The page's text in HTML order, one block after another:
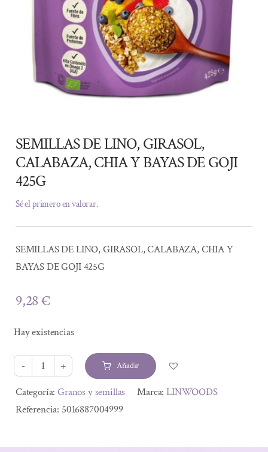
SEMILLAS DE LINO, GIRASOL,
CALABAZA, CHIA Y BAYAS DE GOJI
425G
Sé el primero en valorar.
SEMILLAS DE LINO, GIRASOL, CALABAZA, CHIA Y
BAYAS DE GOJI 425G
9,28€
Hay existencias
SEMILLAS
DE
LINO,
Añadir
Alternative:
Categoría:Granos y semillas Marca:LINWOODS
Referencia: 5016887004999